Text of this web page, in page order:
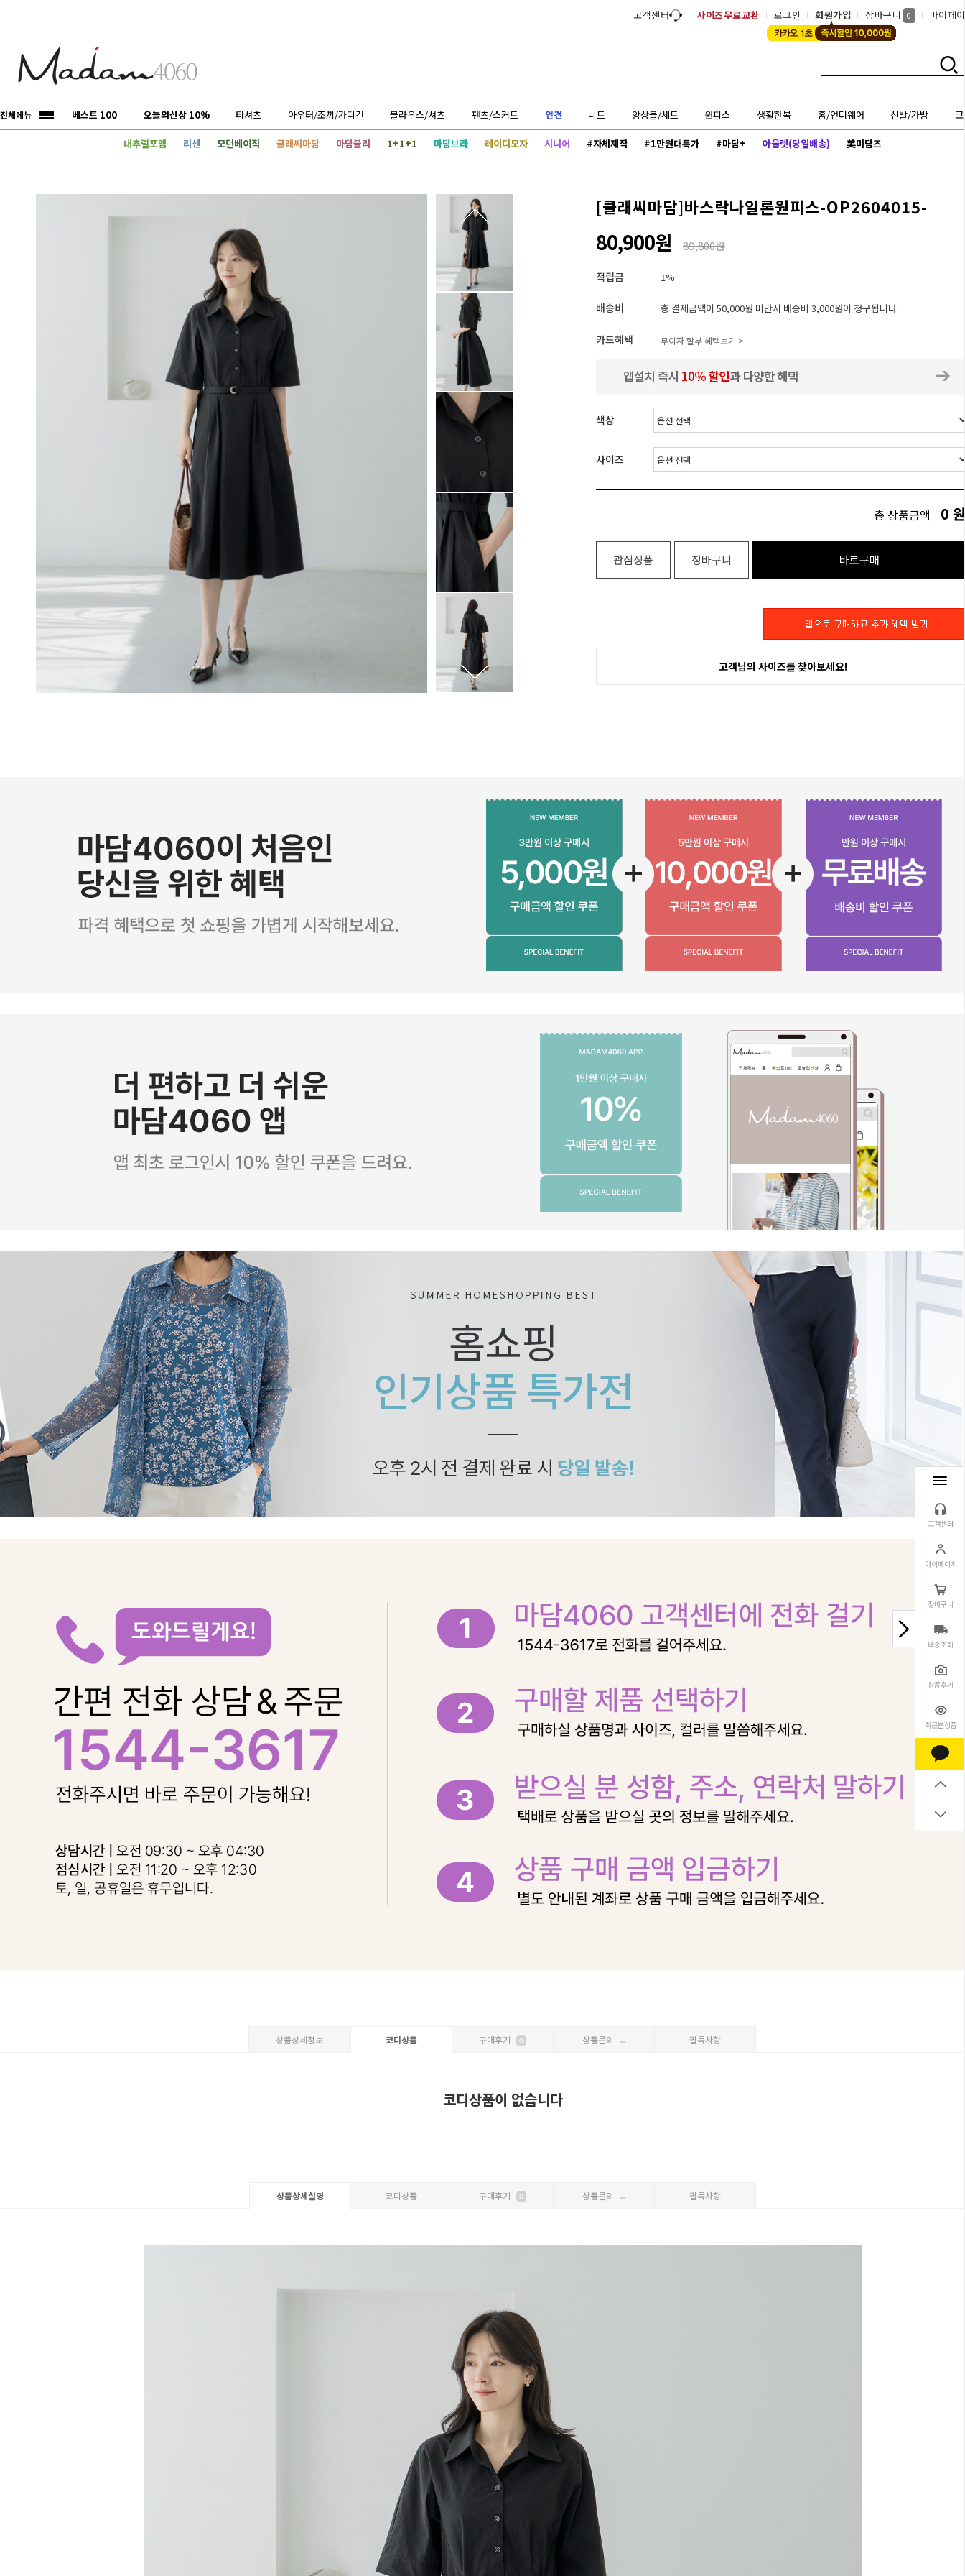
고객센터
마이페이지
장바구니
배송조회
상품후기
최근본상품
고객센터 사이즈무료교환 로그인 회원가입 장바구니 0 마이페
전체메뉴 베스트 100 오늘의신상 10% 티셔츠 아우터/조끼/가디건 블라우스/셔츠 팬츠/스커트 인견 니트 앙상블/세트 원피스 생활한복 홈/언더웨어 신발/가방
내추럴포엠 리센 모던베이직 클래씨마담 마담블리 1+1+1 마담브라 레이디모자 시니어 #자체제작 #1만원대특가 #마담+ 아울렛(당일배송) 美미담즈
[클래씨마담]바스락나일론원피스-OP2604015-
80,900원 89,800원
적립금 1%
배송비 총 결제금액이 50,000원 미만시 배송비 3,000원이 청구됩니다.
카드혜택 무이자 할부 혜택보기 >
색상
사이즈
총 상품금액 0 원
관심상품 장바구니 바로구매
고객님의 사이즈를 찾아보세요!
상품상세정보 코디상품 구매후기 0 상품문의 필독사항
코디상품이 없습니다
상품상세설명 코디상품 구매후기 0 상품문의 필독사항